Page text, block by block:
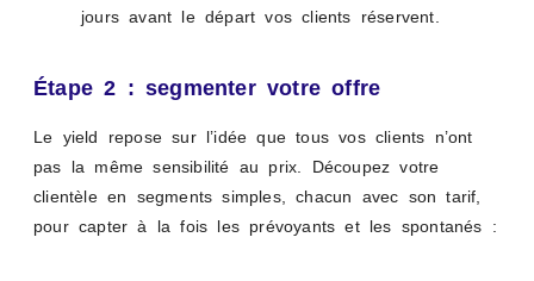
jours avant le départ vos clients réservent.
Étape 2 : segmenter votre offre
Le yield repose sur l’idée que tous vos clients n’ont
pas la même sensibilité au prix. Découpez votre
clientèle en segments simples, chacun avec son tarif,
pour capter à la fois les prévoyants et les spontanés :